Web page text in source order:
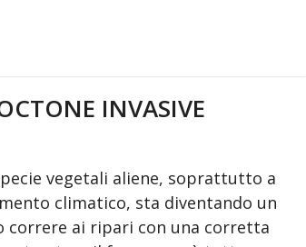
INVASIVE
vegetali aliene, soprattutto a
climatico, sta diventando un
correre ai ripari con una corretta